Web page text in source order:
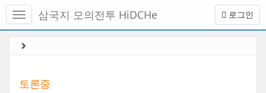
메
토
로그인
삼국지 모의전투 HiDCHe
토론중